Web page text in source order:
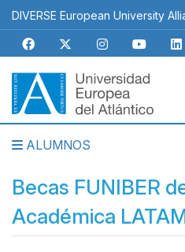
Pasar
al
contenido
principal
DIVERSE European University
Navegación
principal
ALUMNOS
Becas FUNIBER
Académica